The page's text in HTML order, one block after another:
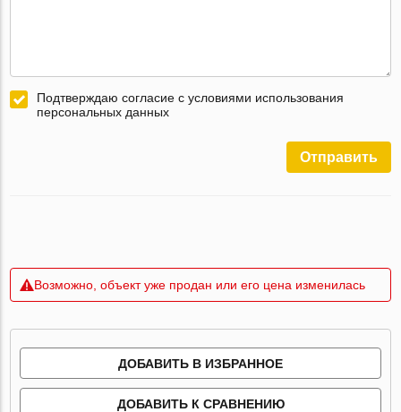
Подтверждаю согласие с условиями использования
персональных данных
Отправить
Возможно, объект уже продан или его цена изменилась
ДОБАВИТЬ В ИЗБРАННОЕ
ДОБАВИТЬ К СРАВНЕНИЮ